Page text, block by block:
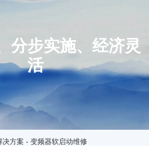
分步实施、经济灵
活
决方案 - 变频器软启动维修